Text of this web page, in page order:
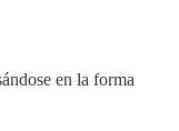
en la forma